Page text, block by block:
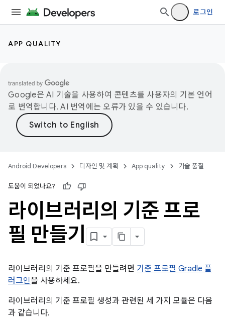
로그인
APP QUALITY
Google은 AI 기술을 사용하여 콘텐츠를 사용자의 기본 언어
로 번역합니다. AI 번역에는 오류가 있을 수 있습니다.
Android Developers 디자인 및 계획 App quality 기술 품질
도움이 되었나요?
라이브러리의 기준 프로
필 만들기
라이브러리의 기준 프로필을 만들려면 기준 프로필 Gradle 플
러그인을 사용하세요.
라이브러리의 기준 프로필 생성과 관련된 세 가지 모듈은 다음
과 같습니다.